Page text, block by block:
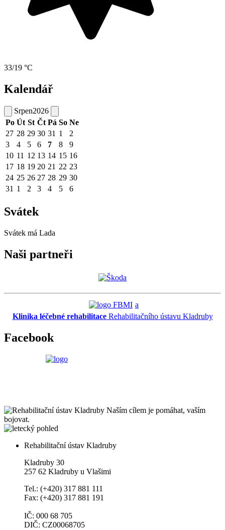
33/19 °C
Kalendář
Srpen2026
Po Út St Čt Pá So Ne
27 28 29 30 31 1
2
3
4 5 6 7 8
9
10 11 12 13 14 15 16
17 18 19 20 21 22 23
24 25 26 27 28 29 30
31 1 2 3 4 5 6
Svátek
Svátek má Lada
Naši partneři
a
Klinika léčebné rehabilitaceRehabilitačního ústavu Kladruby
Facebook
Naším cílem je pomáhat, vaším
bojovat.
Rehabilitační ústav Kladruby
Kladruby 30
257 62 Kladruby u Vlašimi
Tel.: (+420) 317 881 111
Fax: (+420) 317 881 191
IČ: 000 68 705
DIČ: CZ00068705